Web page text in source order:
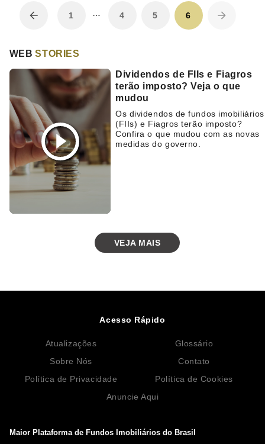
1 … 4 5 6
WEBSTORIES
Dividendos de FIIs e Fiagros
terão imposto? Veja o que
mudou
Os dividendos de fundos imobiliários
(FIIs) e Fiagros terão imposto?
Confira o que mudou com as novas
medidas do governo.
VEJA MAIS
Maior Plataforma de Fundos Imobiliários do Brasil
Acesso Rápido
Atualizações
Glossário
Sobre Nós
Contato
Política de Privacidade
Política de Cookies
Anuncie Aqui